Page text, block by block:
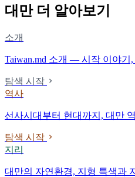
대만 더 알아보기
소개
Taiwan.md 소개 — 시작 이야기,
탐색 시작
역사
선사시대부터 현대까지, 대만
탐색 시작
지리
대만의 자연환경, 지형 특색과